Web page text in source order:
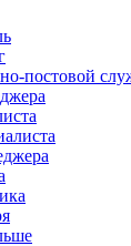
постовой